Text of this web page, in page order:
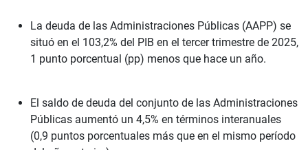
La deuda de las Administraciones Públicas (AAPP) se
situó en el 103,2% del PIB en el tercer trimestre de 2025,
1 punto porcentual (pp) menos que hace un año.
El saldo de deuda del conjunto de las Administraciones
Públicas aumentó un 4,5% en términos interanuales
(0,9 puntos porcentuales más que en el mismo período